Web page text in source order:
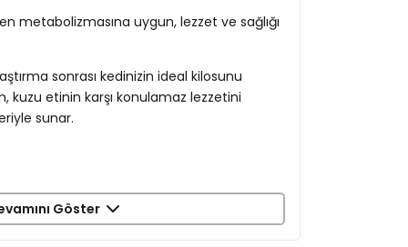
metabolizmasına uygun, lezzet ve sağlığı
sonrası kedinizin ideal kilosunu
kuzu etinin karşı konulamaz lezzetini
sunar.
%20
Göster